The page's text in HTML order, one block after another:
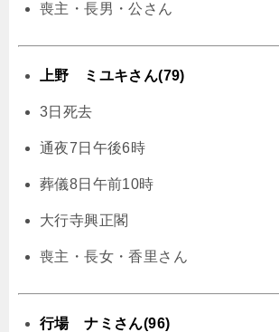
喪主・長男・公さん
上野 ミユキさん(79)
3日死去
通夜7日午後6時
葬儀8日午前10時
大行寺興正閣
喪主・長女・香里さん
行場 ナミさん(96)